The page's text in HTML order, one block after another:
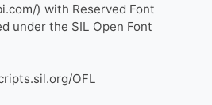
) with Reserved Font
under the SIL Open Font
OFL